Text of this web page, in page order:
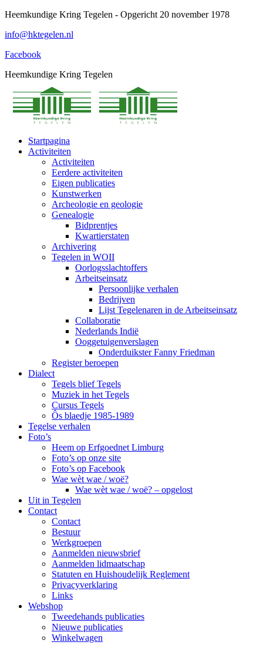
Spring
content
Heemkundige Kring Tegelen - Opgericht 20 november 1978
info@hktegelen.nl
Facebook
Heemkundige Kring Tegelen
Startpagina
Activiteiten
Activiteiten
Eerdere activiteiten
Eigen publicaties
Kunstwerken
Archeologie en geologie
Genealogie
Bidprentjes
Kwartierstaten
Archivering
Tegelen in WOII
Oorlogsslachtoffers
Arbeitseinsatz
Persoonlijke verhalen
Bedrijven
Lijst Tegelenaren in de Arbeitseinsatz
Collaboratie
Nederlands Indië
Ooggetuigenverslagen
Onderduikster Fanny Friedman
Register beroepen
Dialect
Tegels blief Tegels
Muziek in het Tegels
Cursus Tegels
Ôs blaedje 1985-1989
Tegelse verhalen
Foto’s
Heem op Erfgoednet Limburg
Foto’s op onze site
Foto’s op Facebook
Wae wèt wae / woë?
Wae wèt wae / woë? – opgelost
Uit in Tegelen
Contact
Contact
Bestuur
Werkgroepen
Aanmelden nieuwsbrief
Aanmelden lidmaatschap
Statuten en Huishoudelijk Reglement
Privacyverklaring
Links
Webshop
Tweedehands publicaties
Nieuwe publicaties
Winkelwagen